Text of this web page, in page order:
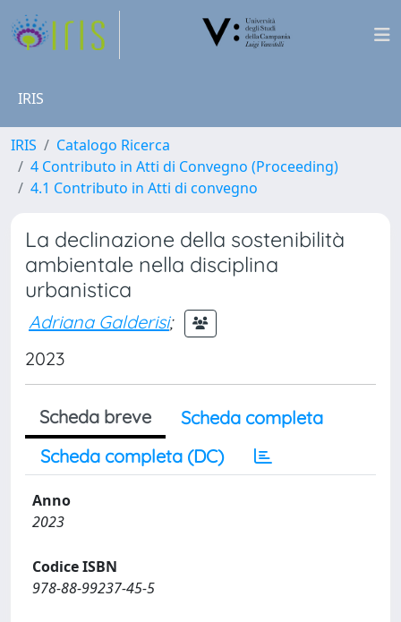
IRIS
IRIS
Catalogo Ricerca
4 Contributo in Atti di Convegno (Proceeding)
4.1 Contributo in Atti di convegno
La declinazione della sostenibilità
ambientale nella disciplina
urbanistica
Adriana Galderisi;
2023
Scheda breve
Scheda completa
Scheda completa (DC)
Anno
2023
Codice ISBN
978-88-99237-45-5